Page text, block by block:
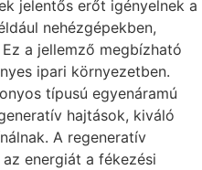
jelentős erőt igényelnek a
nehézgépekben,
a jellemző megbízható
ipari környezetben.
típusú egyenáramú
hajtások, kiváló
A regeneratív
energiát a fékezési